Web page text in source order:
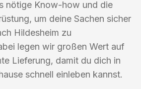
nötige Know-how und die
um deine Sachen sicher
Hildesheim zu
legen wir großen Wert auf
Lieferung, damit du dich in
schnell einleben kannst.